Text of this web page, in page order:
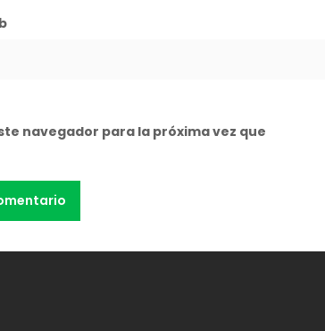
navegador para la próxima vez que